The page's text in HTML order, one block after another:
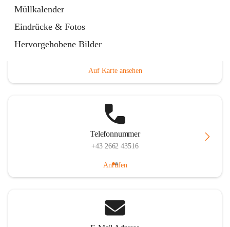
Müllkalender
Eindrücke & Fotos
Hervorgehobene BilderHauptadresse
Auf Karte ansehen
Telefonnummer
+43 2662 43516
Anrufen